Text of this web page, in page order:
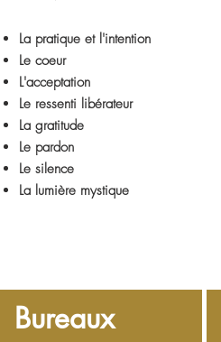
La pratique​ et l'intention
Le coeur
L'acceptation
Le ressenti libérateur
La gratitude
Le pardon
Le silence
La lumière mystique
Bureaux